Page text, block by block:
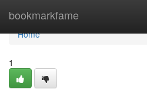
bookmarkfame
Home
Home
1